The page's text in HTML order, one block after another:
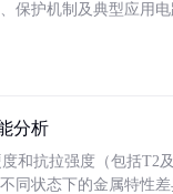
保护机制及典型应用
分析
和抗拉强度（包括T2
同状态下的金属特性差